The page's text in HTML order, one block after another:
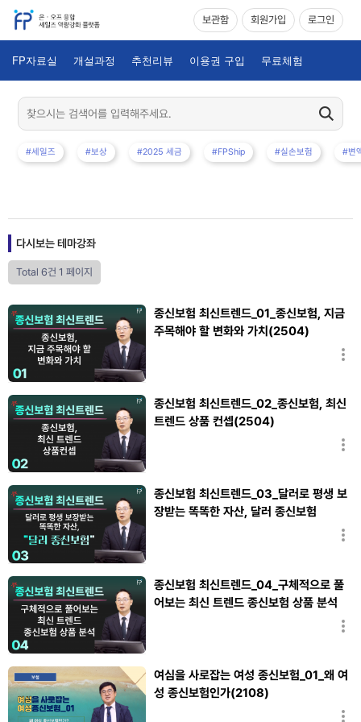
보관함 회원가입 로그인
FP자료실 개설과정 추천리뷰 이용권 구입 무료체험
#세일즈 #보상 #2025 세금 #FPShip #실손보험 #변
다시보는 테마강좌
Total 6건 1 페이지
종신보험 최신트렌드_01_종신보험, 지금
주목해야 할 변화와 가치(2504)
종신보험 최신트렌드_02_종신보험, 최신
트렌드 상품 컨셉(2504)
종신보험 최신트렌드_03_달러로 평생 보
장받는 똑똑한 자산, 달러 종신보험
종신보험 최신트렌드_04_구체적으로 풀
어보는 최신 트렌드 종신보험 상품 분석
여심을 사로잡는 여성 종신보험_01_왜 여
성 종신보험인가(2108)